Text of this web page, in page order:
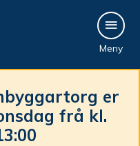
Meny
er
frå kl.